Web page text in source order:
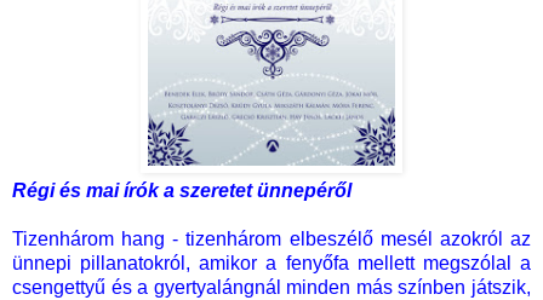
Régi és mai írók a szeretet ünnepéről
Tizenhárom hang - tizenhárom elbeszélő mesél azokról az
ünnepi pillanatokról, amikor a fenyőfa mellett megszólal a
csengettyű és a gyertyalángnál minden más színben játszik,